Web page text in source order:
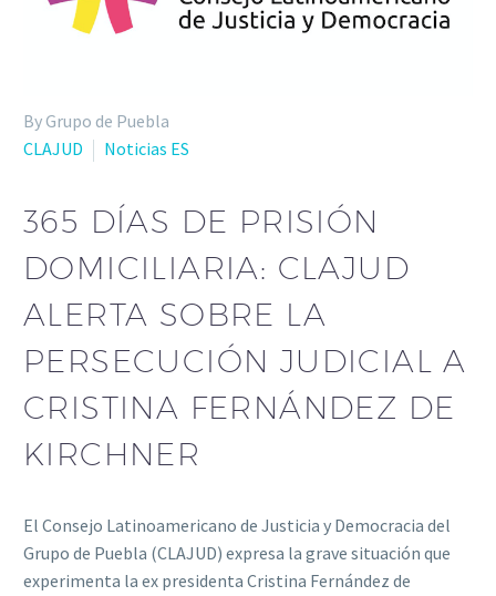
By Grupo de Puebla
CLAJUD
Noticias ES
365 DÍAS DE PRISIÓN
DOMICILIARIA: CLAJUD
ALERTA SOBRE LA
PERSECUCIÓN JUDICIAL A
CRISTINA FERNÁNDEZ DE
KIRCHNER
El Consejo Latinoamericano de Justicia y Democracia del
Grupo de Puebla (CLAJUD) expresa la grave situación que
experimenta la ex presidenta Cristina Fernández de